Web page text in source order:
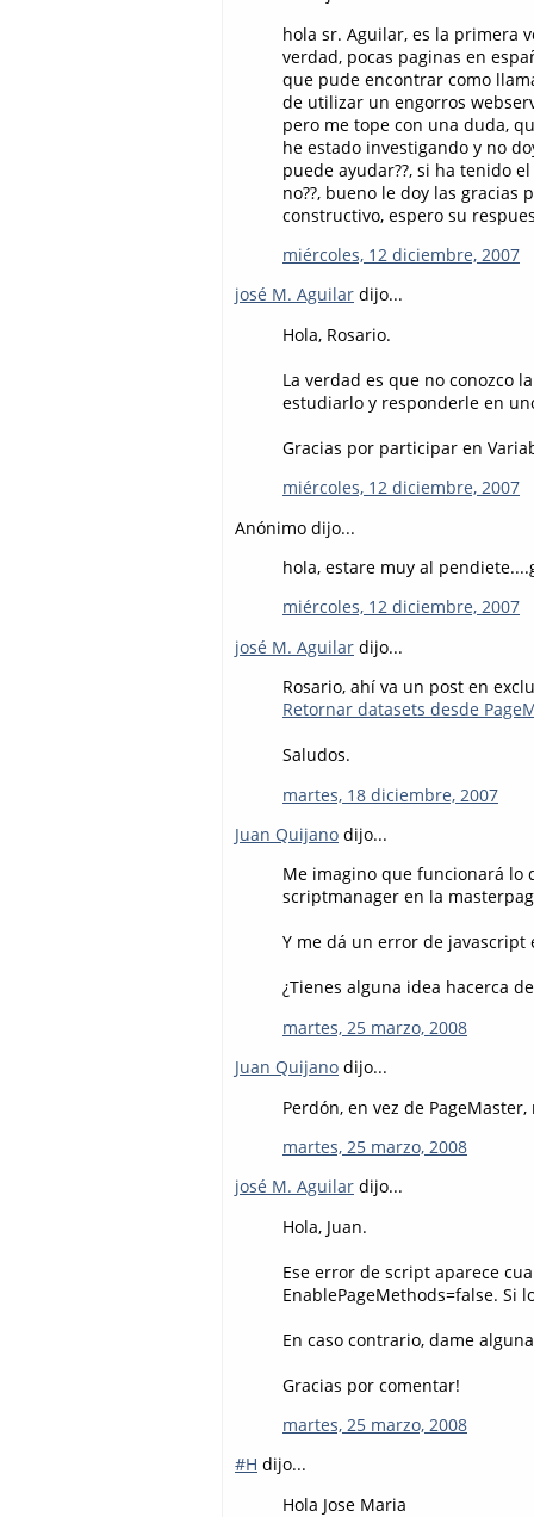
hola sr. Aguilar, es la primera
verdad, pocas paginas en
que pude encontrar como
de utilizar un engorros
pero me tope con una duda,
he estado investigando y no
puede ayudar??, si ha tenido
no??, bueno le doy las
constructivo, espero su
miércoles, 12 diciembre, 2007
josé M. Aguilar dijo...
Hola, Rosario.
La verdad es que no conozco
estudiarlo y responderle en
Gracias por participar en
miércoles, 12 diciembre, 2007
Anónimo dijo...
hola, estare muy al
miércoles, 12 diciembre, 2007
josé M. Aguilar dijo...
Rosario, ahí va un post en
Retornar datasets desde
Saludos.
martes, 18 diciembre, 2007
Juan Quijano dijo...
Me imagino que funcionará lo
scriptmanager en la
Y me dá un error de javascript
¿Tienes alguna idea hacerca
martes, 25 marzo, 2008
Juan Quijano dijo...
Perdón, en vez de
martes, 25 marzo, 2008
josé M. Aguilar dijo...
Hola, Juan.
Ese error de script aparece
EnablePageMethods=false. Si
En caso contrario, dame
Gracias por comentar!
martes, 25 marzo, 2008
#H dijo...
Hola Jose Maria